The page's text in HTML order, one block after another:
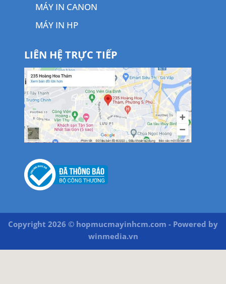
MÁY IN CANON
MÁY IN HP
LIÊN HỆ TRỰC TIẾP
Copyright 2026 © hopmucmayinhcm.com - Powered by
winmedia.vn